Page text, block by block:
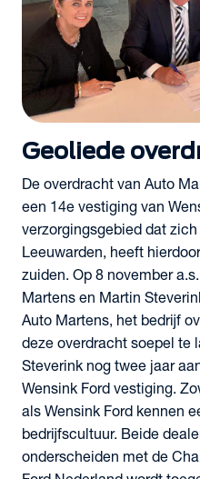
Geoliede
De overdracht van Auto
een 14e vestiging van
verzorgingsgebied dat
Leeuwarden, heeft
zuiden. Op 8 november
Martens en Martin
Auto Martens, het bedrijf
deze overdracht soepel te
Steverink nog twee jaar
Wensink Ford vestiging.
als Wensink Ford kennen
bedrijfscultuur. Beide
onderscheiden met de